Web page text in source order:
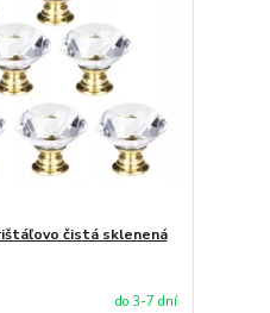
čistá sklenená
do 3-7 dní